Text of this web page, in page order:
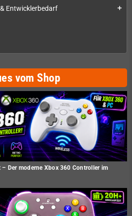
Entwicklerbedarf add
vom Shop
Der moderne Xbox 360 Controller im